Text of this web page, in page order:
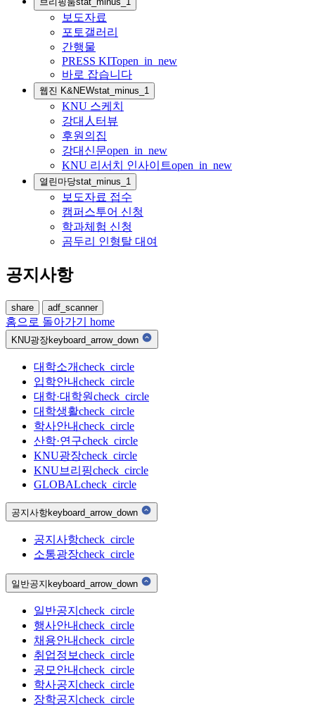
보도자료
포토갤러리
간행물
PRESS KITopen_in_new
바로 잡습니다
웹진 K&NEWstat_minus_1
KNU 스케치
강대人터뷰
후원의집
강대신문open_in_new
KNU 리서치 인사이트open_in_new
열린마당stat_minus_1
보도자료 접수
캠퍼스투어 신청
학과체험 신청
곰두리 인형탈 대여
공지사항
share adf_scanner
홈으로 돌아가기 home
KNU광장keyboard_arrow_down
대학소개check_circle
입학안내check_circle
대학·대학원check_circle
대학생활check_circle
학사안내check_circle
산학·연구check_circle
KNU광장check_circle
KNU브리핑check_circle
GLOBALcheck_circle
공지사항keyboard_arrow_down
공지사항check_circle
소통광장check_circle
일반공지keyboard_arrow_down
일반공지 check_circle
행사안내check_circle
채용안내check_circle
취업정보check_circle
공모안내check_circle
학사공지 check_circle
장학공지 check_circle